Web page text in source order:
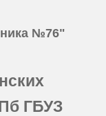
№76"
ГБУЗ